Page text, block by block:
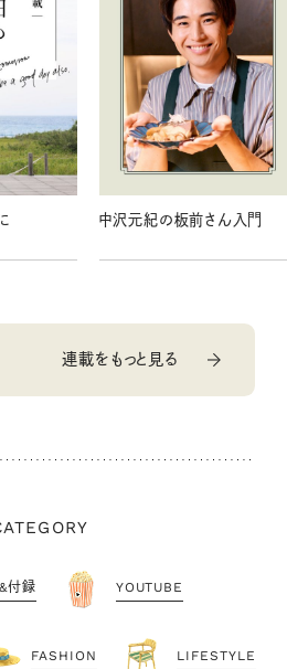
中沢元紀の板前さん入門
連載をもっと見る
付録 YOUTUBE
FASHION LIFESTYLE